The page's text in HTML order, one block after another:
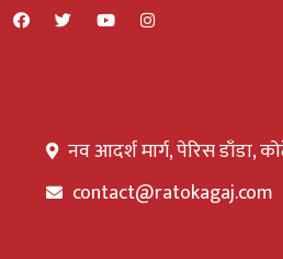
नव आदर्श मार्ग, पेरिस डाँडा,
contact@ratokagaj.com